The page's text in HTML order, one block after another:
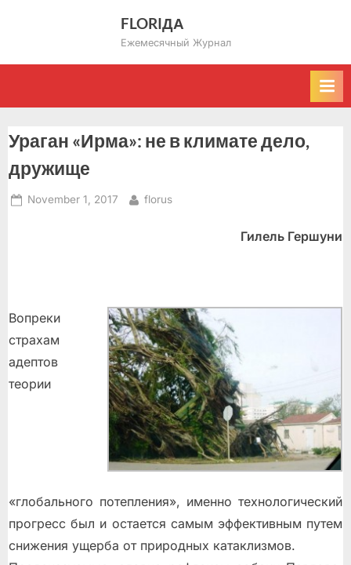
FLORIДА
Ежемесячный Журнал
Ураган «Ирма»: не в климате дело,
дружище
Posted
November 1, 2017 By
florus
Гилель Гершуни
Вопреки
страхам
адептов
теории
«глобального потепления», именно технологический
прогресс был и остается самым эффективным путем
снижения ущерба от природных катаклизмов.